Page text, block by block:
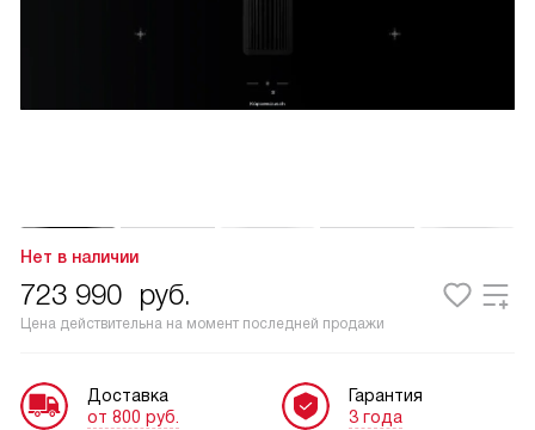
Нет в наличии
723 990 руб.
Цена действительна на момент последней продажи
Доставка
от 800 руб.
Гарантия
3 года